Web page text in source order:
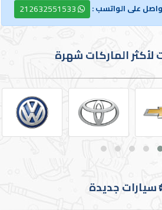
على الواتسب :
لأكثر الماركات شهرة
سيارات جديدة